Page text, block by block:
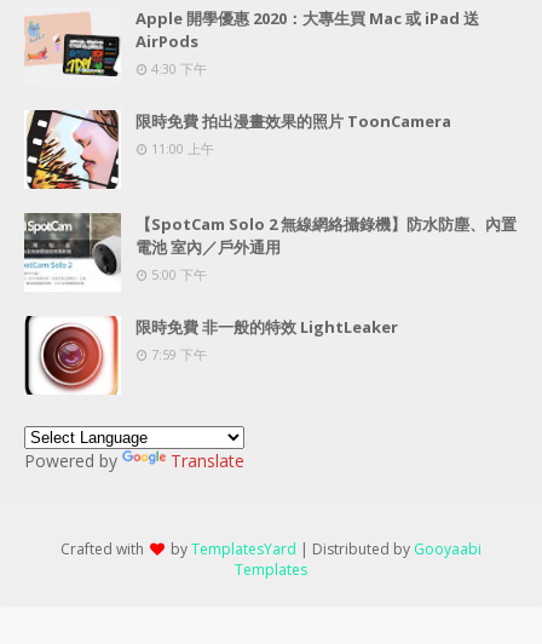
Apple 開學優惠 2020：大專生買 Mac 或 iPad 送
AirPods
4:30 下午
限時免費 拍出漫畫效果的照片 ToonCamera
11:00 上午
【SpotCam Solo 2 無線網絡攝錄機】防水防塵、內置
電池 室內／戶外通用
5:00 下午
限時免費 非一般的特效 LightLeaker
7:59 下午
Powered by Translate
Crafted with byTemplatesYard | Distributed by Gooyaabi
Templates